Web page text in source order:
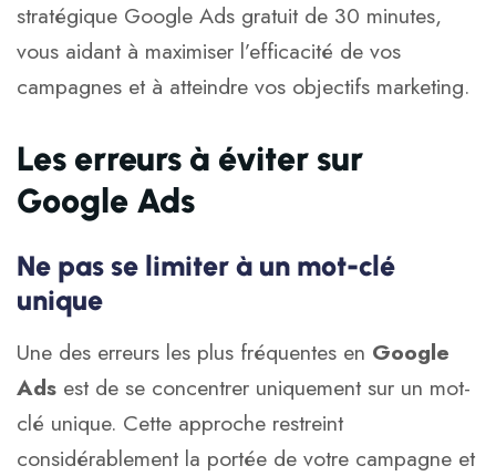
stratégique Google Ads gratuit de 30 minutes,
vous aidant à maximiser l’efficacité de vos
campagnes et à atteindre vos objectifs marketing.
Les erreurs à éviter sur
Google Ads
Ne pas se limiter à un mot-clé
unique
Une des erreurs les plus fréquentes en Google
Ads est de se concentrer uniquement sur un mot-
clé unique. Cette approche restreint
considérablement la portée de votre campagne et